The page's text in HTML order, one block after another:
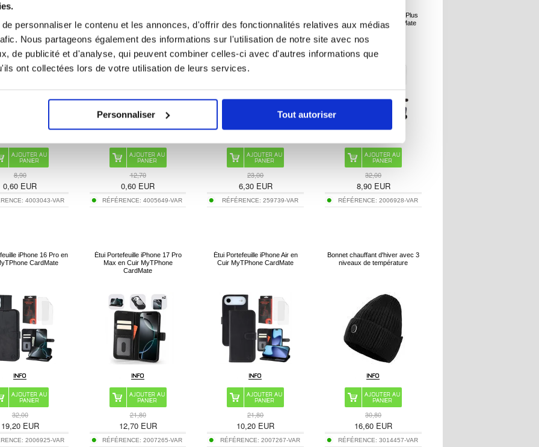
personnaliser le contenu et les annonces, d'offrir des fonctionnalités relatives aux médias
Nous partageons également des informations sur l'utilisation de notre site avec nos
de publicité et d'analyse, qui peuvent combiner celles-ci avec d'autres informations que
ont collectées lors de votre utilisation de leurs services.
Personnaliser Tout autoriser
Pro/Poco F6 Pro
Antichoc
8,90
0,60 EUR
4003043-VAR
F34/M34 5G en Silicone Liquide
12,70
0,60 EUR
RÉFÉRENCE:4005649-VAR
Pro Tri-Fold Dux Ducis Toby
23,00
6,30EUR
RÉFÉRENCE: 259739-VAR
Étui Portefeuille iPhone 16 Plus
en Cuir MyTPhone CardMate
32,00
8,90EUR
RÉFÉRENCE: 2006928-VAR
iPhone 16 Pro en
CardMate
32,00
19,20EUR
2006925-VAR
Étui Portefeuille iPhone 17 Pro
Max en Cuir MyTPhone
CardMate
21,80
12,70EUR
RÉFÉRENCE:2007265-VAR
Étui Portefeuille iPhone Air en
Cuir MyTPhone CardMate
21,80
10,20 EUR
RÉFÉRENCE: 2007267-VAR
Bonnet chauffant d'hiver avec 3
niveaux de température
30,80
16,60 EUR
RÉFÉRENCE: 3014457-VAR